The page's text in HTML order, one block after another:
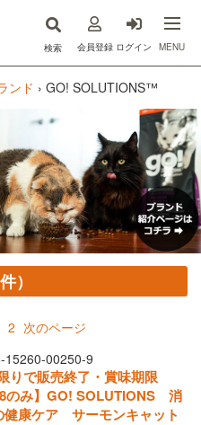
検索 会員登録 ログイン MENU
ンド › GO! SOLUTIONS™
）
2 次のページ
15260-00250-9
りで販売終了・賞味期限
のみ】GO! SOLUTIONS 消
健康ケア サーモンキャット